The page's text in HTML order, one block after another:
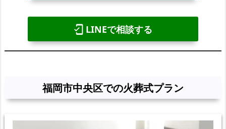
mobile_friendly LINEで相談する
福岡市中央区での火葬式プラン